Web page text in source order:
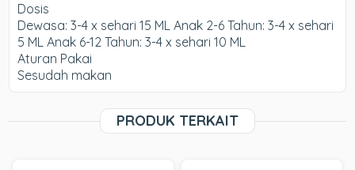
Dosis
Dewasa: 3-4 x sehari 15 ML Anak 2-6 Tahun: 3-4 x sehari
5 ML Anak 6-12 Tahun: 3-4 x sehari 10 ML
Aturan Pakai
Sesudah makan
PRODUK TERKAIT